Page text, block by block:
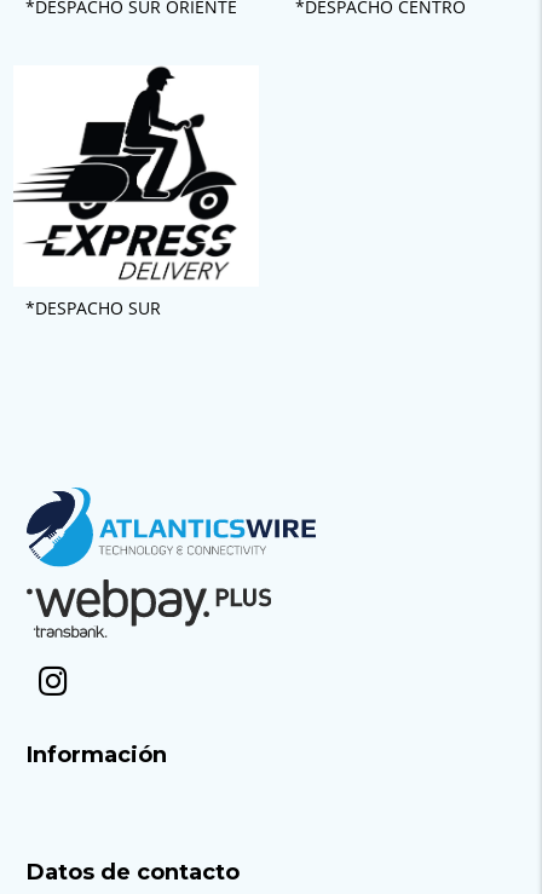
*DESPACHO SUR ORIENTE *DESPACHO CENTRO
*DESPACHO SUR
Información
Datos de contacto